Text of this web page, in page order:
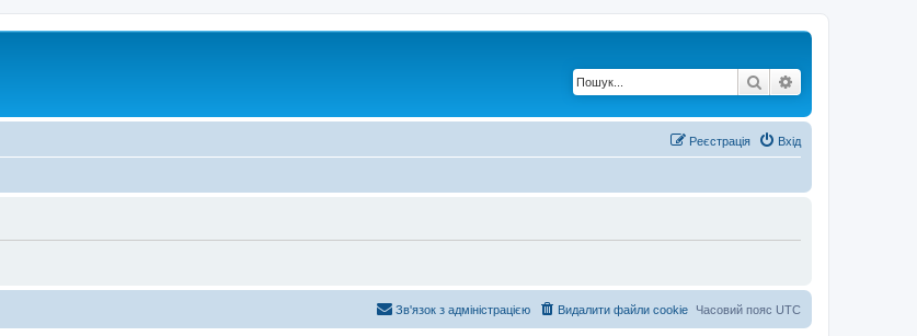
Пошук
Вхід
Реєстрація
Часовий пояс UTC
Видалити файли cookie
Зв'язок з адміністрацією